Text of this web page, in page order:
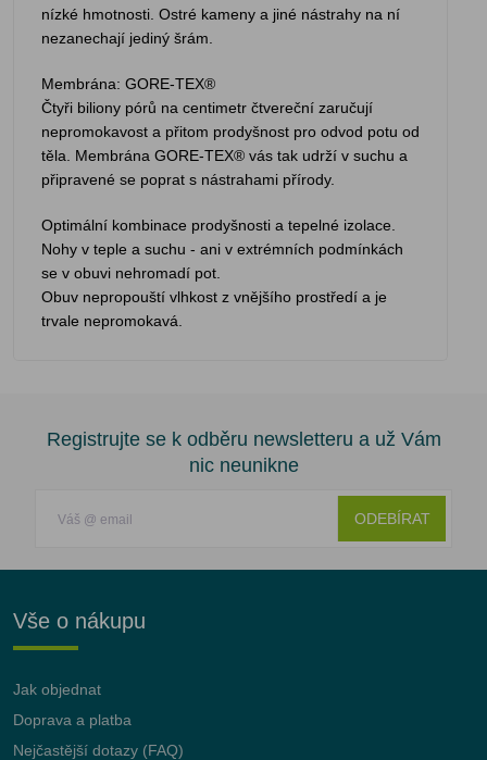
nízké hmotnosti. Ostré kameny a jiné nástrahy na ní
nezanechají jediný šrám.
Membrána: GORE-TEX®
Čtyři biliony pórů na centimetr čtvereční zaručují
nepromokavost a přitom prodyšnost pro odvod potu od
těla. Membrána GORE-TEX® vás tak udrží v suchu a
připravené se poprat s nástrahami přírody.
Optimální kombinace prodyšnosti a tepelné izolace.
Nohy v teple a suchu - ani v extrémních podmínkách
se v obuvi nehromadí pot.
Obuv nepropouští vlhkost z vnějšího prostředí a je
trvale nepromokavá.
Registrujte se k odběru newsletteru a už Vám
nic neunikne
ODEBÍRAT
Vše o nákupu
Jak objednat
Doprava a platba
Nejčastější dotazy (FAQ)